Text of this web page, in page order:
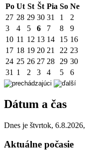
Po Ut St Št Pia So Ne
27 28 29 30 31 1
2
3
4 5 6 7 8
9
10 11 12 13 14 15 16
17 18 19 20 21 22 23
24 25 26 27 28 29 30
31 1 2 3 4 5 6
Dátum a čas
Dnes je štvrtok, 6.8.2026,
Aktuálne počasie